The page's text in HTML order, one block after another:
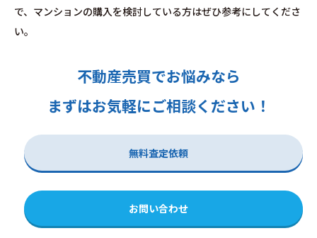
で、マンションの購入を検討している方はぜひ参考にしてくださ
い。
不動産売買でお悩みなら
まずはお気軽にご相談ください！
無料査定依頼
お問い合わせ